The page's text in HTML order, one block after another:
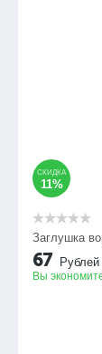
СКИДКА
11%
Заглушка
67
Вы